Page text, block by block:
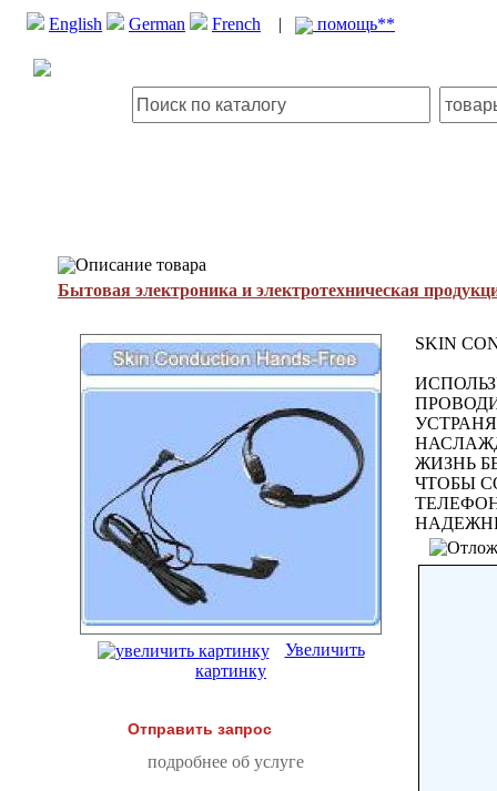
English German French | помощь**
Описание товара
Бытовая электроника и электротехническая
Увеличить
картинку
Отправить запрос
подробнее об услуге
SKIN
ЖИЗНЬ
ЧТОБЫ